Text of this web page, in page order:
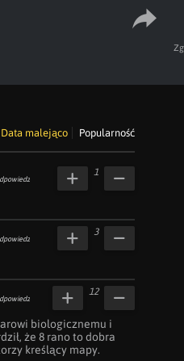
Data malejąco Popularność
1
3
biologicznemu i
że 8 rano to dobra
kreślący mapy.
12